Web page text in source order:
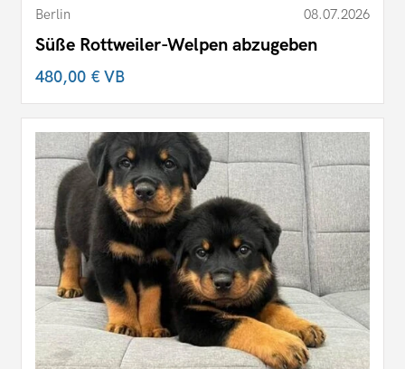
Berlin 08.07.2026
Süße Rottweiler-Welpen abzugeben
480,00 €VB